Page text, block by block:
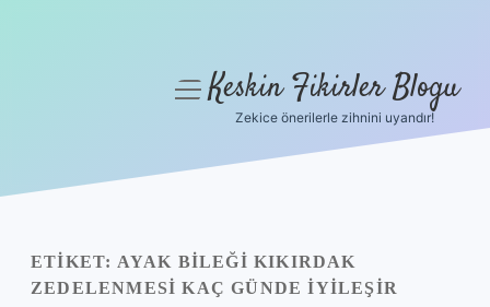
Yasal Uyarı
menüyüKeskin Fikirler Blogu
Zekice önerilerle zihnini uyandır!
ETIKET: AYAK BILEĞI KIKIRDAK
ZEDELENMESI KAÇ GÜNDE IYILEŞIR